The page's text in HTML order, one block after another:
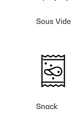
Sous Vide
Snack